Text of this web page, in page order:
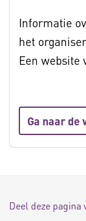
Informatie
het
Een website
Ga naar de
Deel deze pagina